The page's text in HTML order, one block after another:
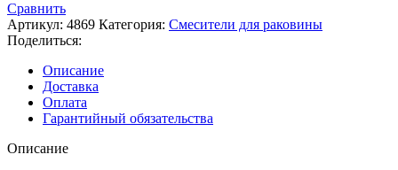
Сравнить
Артикул: 4869 Категория: Смесители для раковины
Поделиться:
Описание
Доставка
Оплата
Гарантийный обязательства
Описание